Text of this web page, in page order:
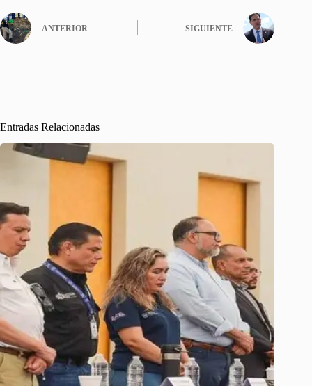
ANTERIOR SIGUIENTE
Entradas Relacionadas